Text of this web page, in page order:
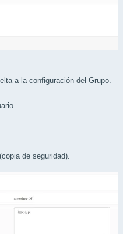
a la configuración del Grupo.
de seguridad).